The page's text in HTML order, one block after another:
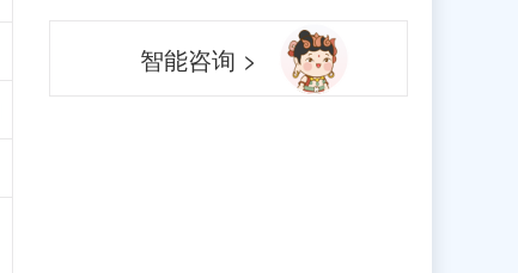
智能咨询 >